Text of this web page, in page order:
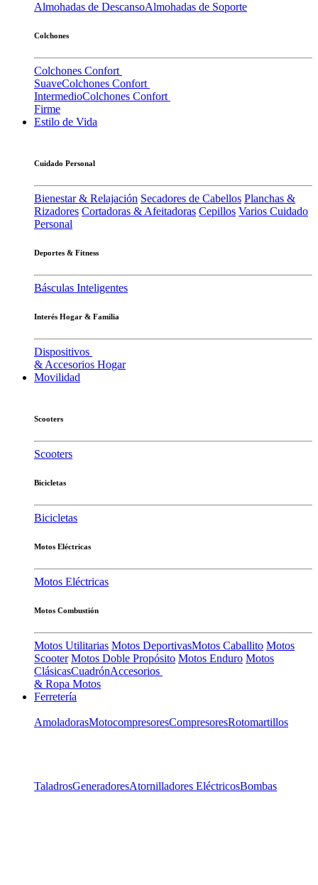
Almohadas de DescansoAlmohadas de Soporte
Colchones
Colchones Confort
SuaveColchones Confort
IntermedioColchones Confort
Firme
Estilo de Vida
Cuidado Personal
Bienestar & Relajación Secadores de Cabellos Planchas &
Rizadores Cortadoras & Afeitadoras Cepillos Varios Cuidado
Personal
Deportes & Fitness
Básculas Inteligentes
Interés Hogar & Familia
Dispositivos
& Accesorios Hogar
Movilidad
Scooters
Scooters
Bicicletas
Bicicletas
Motos Eléctricas
Motos Eléctricas
Motos Combustión
Motos Utilitarias Motos DeportivasMotos Caballito Motos
Scooter Motos Doble Propósito Motos Enduro Motos
ClásicasCuadrónAccesorios
& Ropa Motos
Ferretería
AmoladorasMotocompresoresCompresoresRotomartillos
TaladrosGeneradoresAtornilladores EléctricosBombas